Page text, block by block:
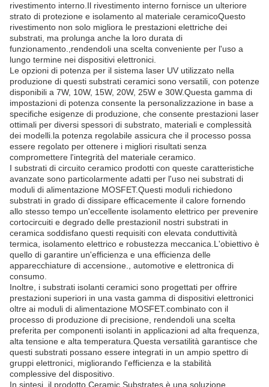
rivestimento interno.Il rivestimento interno fornisce un ulteriore
strato di protezione e isolamento al materiale ceramicoQuesto
rivestimento non solo migliora le prestazioni elettriche dei
substrati, ma prolunga anche la loro durata di
funzionamento.,rendendoli una scelta conveniente per l'uso a
lungo termine nei dispositivi elettronici.
Le opzioni di potenza per il sistema laser UV utilizzato nella
produzione di questi substrati ceramici sono versatili, con potenze
disponibili a 7W, 10W, 15W, 20W, 25W e 30W.Questa gamma di
impostazioni di potenza consente la personalizzazione in base a
specifiche esigenze di produzione, che consente prestazioni laser
ottimali per diversi spessori di substrato, materiali e complessità
dei modelli.la potenza regolabile assicura che il processo possa
essere regolato per ottenere i migliori risultati senza
compromettere l'integrità del materiale ceramico.
I substrati di circuito ceramico prodotti con queste caratteristiche
avanzate sono particolarmente adatti per l'uso nei substrati di
moduli di alimentazione MOSFET.Questi moduli richiedono
substrati in grado di dissipare efficacemente il calore fornendo
allo stesso tempo un'eccellente isolamento elettrico per prevenire
cortocircuiti e degrado delle prestazioniI nostri substrati in
ceramica soddisfano questi requisiti con elevata conduttività
termica, isolamento elettrico e robustezza meccanica.L'obiettivo è
quello di garantire un'efficienza e una efficienza delle
apparecchiature di accensione., automotive e elettronica di
consumo.
Inoltre, i substrati isolanti ceramici sono progettati per offrire
prestazioni superiori in una vasta gamma di dispositivi elettronici
oltre ai moduli di alimentazione MOSFET.combinato con il
processo di produzione di precisione, rendendoli una scelta
preferita per componenti isolanti in applicazioni ad alta frequenza,
alta tensione e alta temperatura.Questa versatilità garantisce che
questi substrati possano essere integrati in un ampio spettro di
gruppi elettronici, migliorando l'efficienza e la stabilità
complessive del dispositivo.
In sintesi, il prodotto Ceramic Substrates è una soluzione